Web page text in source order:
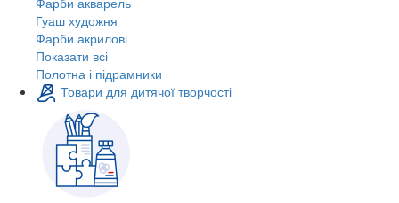
Гуаш художня
Фарби акрилові
Показати всі
Полотна і підрамники
Товари для дитячої творчості